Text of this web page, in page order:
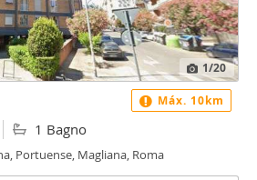
1/20
1 Bagno
Portuense, Magliana, Roma
Máx. 10km